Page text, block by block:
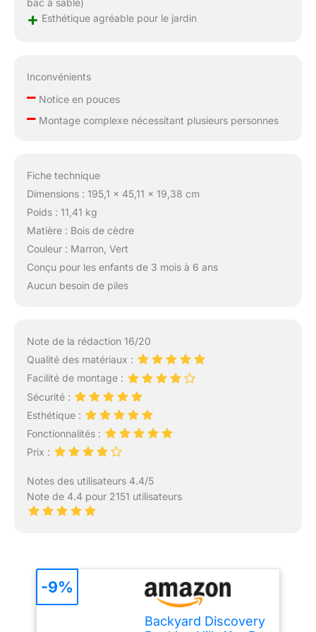
bac à sable)
+ Esthétique agréable pour le jardin
Inconvénients
–Notice en pouces
–Montage complexe nécessitant plusieurs personnes
Fiche technique
Dimensions : 195,1 x 45,11 x 19,38 cm
Poids : 11,41 kg
Matière : Bois de cèdre
Couleur : Marron, Vert
Conçu pour les enfants de 3 mois à 6 ans
Aucun besoin de piles
Note de la rédaction 16/20
Qualité des matériaux :
Facilité de montage :
Sécurité :
Esthétique :
Fonctionnalités :
Prix :
Notes des utilisateurs 4.4/5
Note de 4.4 pour 2151 utilisateurs
Backyard Discovery
-9%